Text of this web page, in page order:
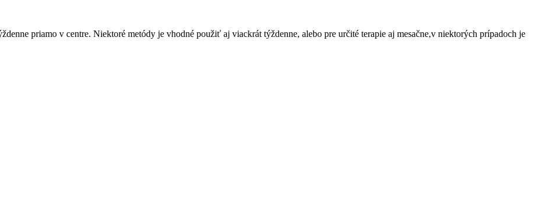
priamo v centre. Niektoré metódy je vhodné použiť aj viackrát týždenne, alebo pre určité terapie aj mesačne,v niektorých prípadoch je